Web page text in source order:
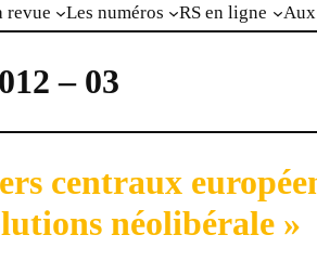
revue Les numéros RS en ligne Aux
– 03
centraux
néolibérale »